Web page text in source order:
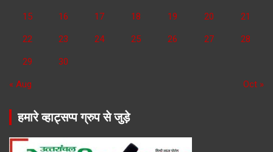
15 16 17 18 19 20 21
22 23 24 25 26 27 28
29 30
« Aug Oct »
हमारे व्हाट्सप्प ग्रुप से जुड़े